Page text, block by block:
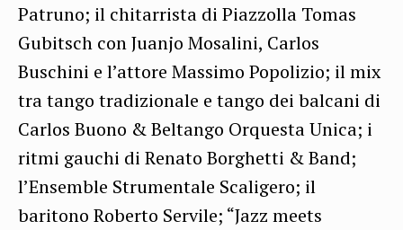
Patruno; il chitarrista di Piazzolla Tomas
Gubitsch con Juanjo Mosalini, Carlos
Buschini e l’attore Massimo Popolizio; il mix
tra tango tradizionale e tango dei balcani di
Carlos Buono & Beltango Orquesta Unica; i
ritmi gauchi di Renato Borghetti & Band;
l’Ensemble Strumentale Scaligero; il
baritono Roberto Servile; “Jazz meets